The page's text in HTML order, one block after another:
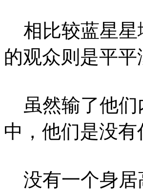
相比较蓝星星
的观众则是平
虽然输了他们
中，他们是没
没有一个身居